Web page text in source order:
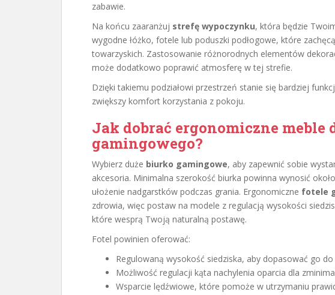
zabawie.
Na końcu zaaranżuj strefę wypoczynku, która będzie
wygodne łóżko, fotele lub poduszki podłogowe, które
towarzyskich. Zastosowanie różnorodnych elementów
może dodatkowo poprawić atmosferę w tej strefie.
Dzięki takiemu podziałowi przestrzeń stanie się bardziej
zwiększy komfort korzystania z pokoju.
Jak dobrać ergonomiczne meble
gamingowego?
Wybierz duże biurko gamingowe, aby zapewnić sobie
akcesoria. Minimalna szerokość biurka powinna wynosić około
ułożenie nadgarstków podczas grania. Ergonomiczne fotele
zdrowia, więc postaw na modele z regulacją wysokości
które wesprą Twoją naturalną postawę.
Fotel powinien oferować:
Regulowaną wysokość siedziska, aby dopasować go
Możliwość regulacji kąta nachylenia oparcia dla
Wsparcie lędźwiowe, które pomoże w utrzymaniu